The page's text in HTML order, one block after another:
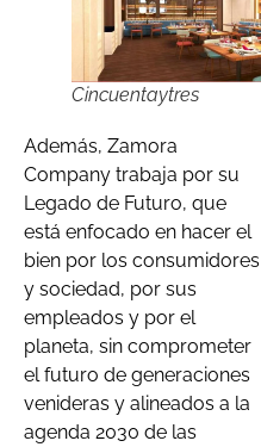
Cincuentaytres
Además, Zamora
Company trabaja por su
Legado de Futuro, que
está enfocado en hacer el
bien por los consumidores
y sociedad, por sus
empleados y por el
planeta, sin comprometer
el futuro de generaciones
venideras y alineados a la
agenda 2030 de las